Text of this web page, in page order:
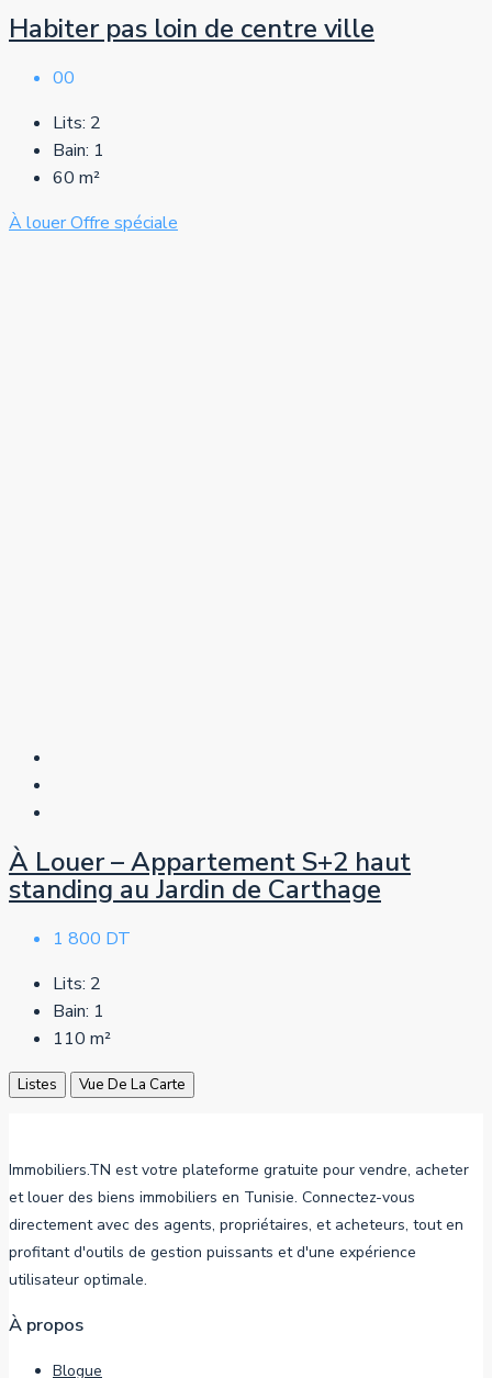
Habiter pas loin de centre ville
00
Lits: 2
Bain: 1
60 m²
À louerOffre spéciale
À Louer – Appartement S+2 haut
standing au Jardin de Carthage
1 800 DT
Lits: 2
Bain: 1
110 m²
Listes Vue De La Carte
Immobiliers.TN est votre plateforme gratuite pour vendre, acheter
et louer des biens immobiliers en Tunisie. Connectez-vous
directement avec des agents, propriétaires, et acheteurs, tout en
profitant d'outils de gestion puissants et d'une expérience
utilisateur optimale.
À propos
Blogue